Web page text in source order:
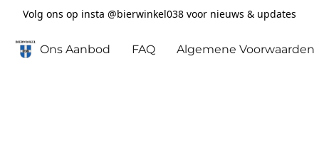
Volg ons op insta @bierwinkel038 voor nieuws & updates
Ons Aanbod FAQ Algemene Voorwaarden